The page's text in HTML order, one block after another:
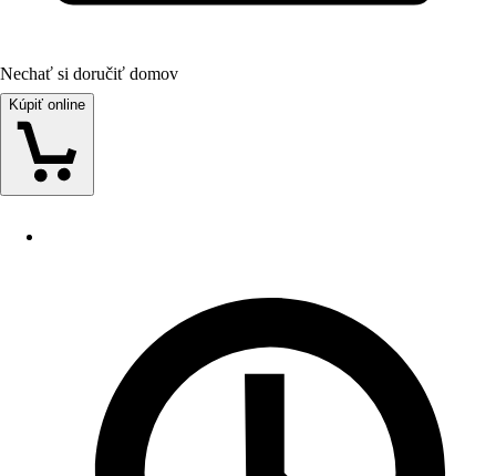
Nechať si doručiť domov
Kúpiť online